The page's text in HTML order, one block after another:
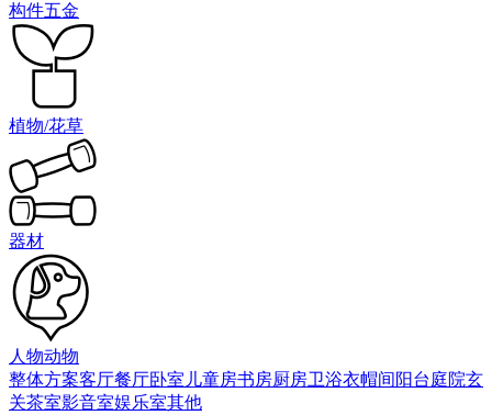
构件五金
植物/花草
器材
人物动物
整体方案客厅餐厅卧室 儿童房书房厨房卫浴衣帽间 阳台庭院玄
关茶室影音室娱乐室其他